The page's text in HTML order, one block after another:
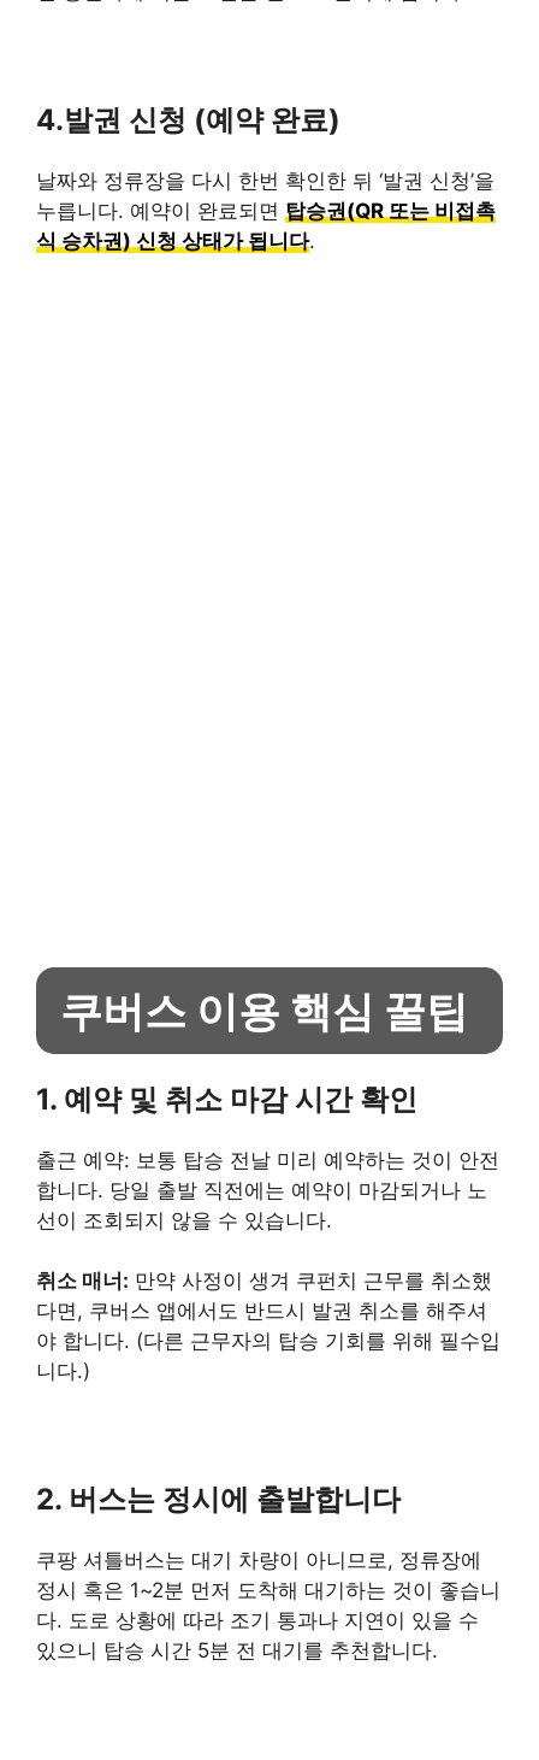
4.발권 신청 (예약 완료)
날짜와 정류장을 다시 한번 확인한 뒤 ‘발권 신청’을
누릅니다. 예약이 완료되면 탑승권(QR 또는 비접촉
식 승차권) 신청 상태가 됩니다.
쿠버스 이용 핵심 꿀팁
1. 예약 및 취소 마감 시간 확인
출근 예약: 보통 탑승 전날 미리 예약하는 것이 안전
합니다. 당일 출발 직전에는 예약이 마감되거나 노
선이 조회되지 않을 수 있습니다.
취소 매너: 만약 사정이 생겨 쿠펀치 근무를 취소했
다면, 쿠버스 앱에서도 반드시 발권 취소를 해주셔
야 합니다. (다른 근무자의 탑승 기회를 위해 필수입
니다.)
2. 버스는 정시에 출발합니다
쿠팡 셔틀버스는 대기 차량이 아니므로, 정류장에
정시 혹은 1~2분 먼저 도착해 대기하는 것이 좋습니
다. 도로 상황에 따라 조기 통과나 지연이 있을 수
있으니 탑승 시간 5분 전 대기를 추천합니다.